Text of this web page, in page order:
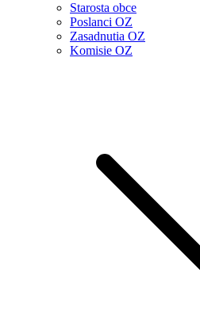
Starosta obce
Poslanci OZ
Zasadnutia OZ
Komisie OZ